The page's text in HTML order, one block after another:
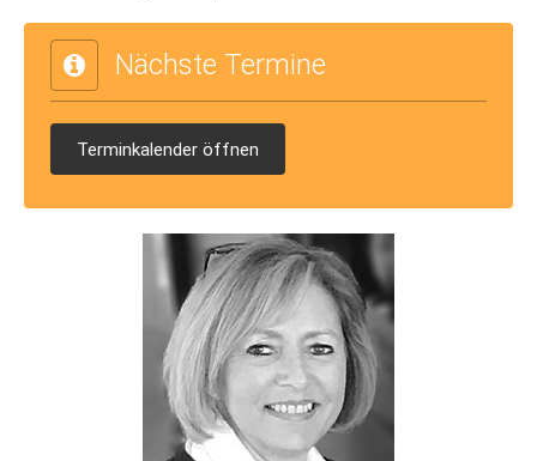
Nächste Termine
Terminkalender öffnen